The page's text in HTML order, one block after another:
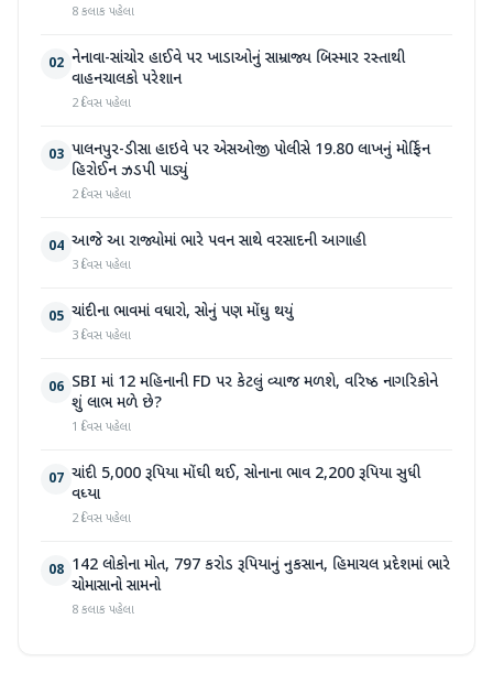
8 કલાક પહેલા
02 નેનાવા-સાંચોર હાઈવે પર ખાડાઓનું સામ્રાજ્ય બિસ્માર રસ્તાથી
વાહનચાલકો પરેશાન
2 દિવસ પહેલા
03 પાલનપુર-ડીસા હાઇવે પર એસઓજી પોલીસે 19.80 લાખનું મોર્ફિન
હિરોઈન ઝડપી પાડ્યું
2 દિવસ પહેલા
04 આજે આ રાજ્યોમાં ભારે પવન સાથે વરસાદની આગાહી
3 દિવસ પહેલા
05 ચાંદીના ભાવમાં વધારો, સોનું પણ મોંઘુ થયું
3 દિવસ પહેલા
06 SBI માં 12 મહિનાની FD પર કેટલું વ્યાજ મળશે, વરિષ્ઠ નાગરિકોને
શું લાભ મળે છે?
1 દિવસ પહેલા
07 ચાંદી 5,000 રૂપિયા મોંઘી થઈ, સોનાના ભાવ 2,200 રૂપિયા સુધી
વધ્યા
2 દિવસ પહેલા
08 142 લોકોના મોત, 797 કરોડ રૂપિયાનું નુકસાન, હિમાચલ પ્રદેશમાં ભારે
ચોમાસાનો સામનો
8 કલાક પહેલા